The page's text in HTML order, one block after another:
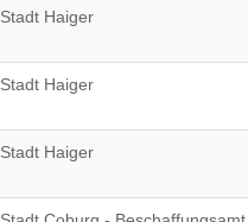
Stadt Haiger
Stadt Haiger
Stadt Haiger